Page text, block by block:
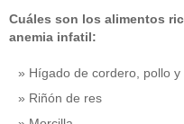
Cuáles son los alimentos
anemia infatil:
Hígado de cordero, pollo y
Riñón de res